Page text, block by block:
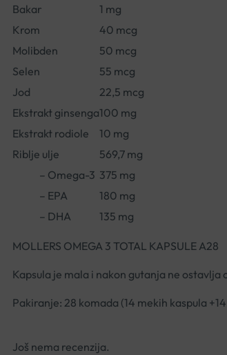
Bakar
1 mg
Krom
40 mcg
Molibden
50 mcg
Selen
55 mcg
Jod
22,5 mcg
Ekstrakt ginsenga100 mg
Ekstrakt rodiole
10 mg
Riblje ulje
569,7 mg
– Omega-3 375 mg
– EPA
180 mg
– DHA
135 mg
MOLLERS OMEGA 3 TOTAL KAPSULE A28
Kapsula je mala i nakon gutanja ne
Pakiranje: 28 komada (14 mekih kaspula
Još nema recenzija.